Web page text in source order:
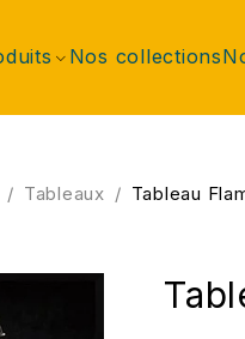
Nos collections
/ Tableaux / Tableau